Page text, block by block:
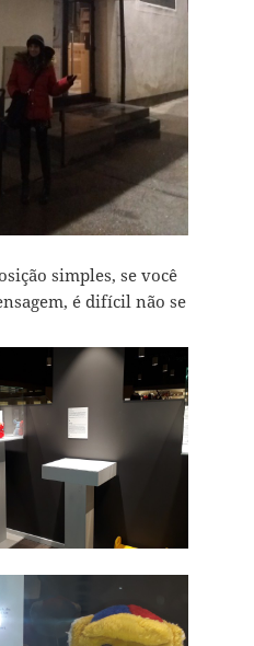
simples, se você
é difícil não se